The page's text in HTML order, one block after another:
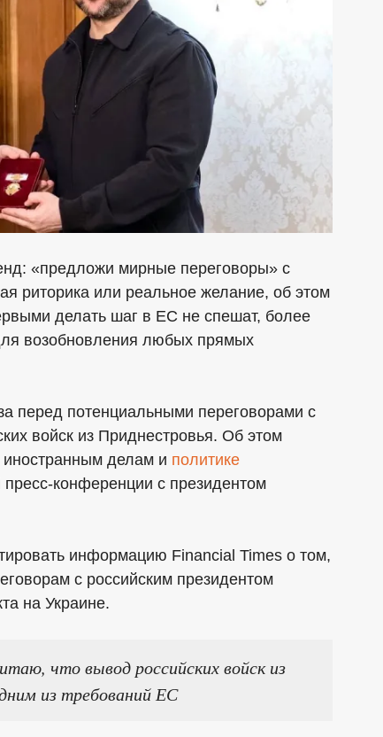
«предложи мирные переговоры» с
риторика или реальное желание, об этом
делать шаг в ЕС не спешат, более
возобновления любых прямых
перед потенциальными переговорами с
войск из Приднестровья. Об этом
делам и политике
конференции с президентом
информацию Financial Times о том,
с российским президентом
на Украине.
что вывод российских войск из
из требований ЕС